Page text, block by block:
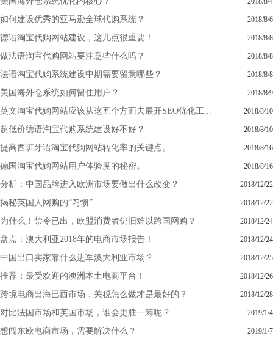
如何建设优秀的亚马逊全球代购系统？ 2018/8/6
德语淘宝代购网站建设，这几点很重要！ 2018/8/8
做法语淘宝代购网站要注意些什么吗？ 2018/8/8
法语淘宝代购系统建设中期需要留意哪些？ 2018/8/8
美国海外仓系统如何留住用户？ 2018/8/9
英文淘宝代购网站应该从这五个方面去展开SEO优化工... 2018/8/10
超低价德语淘宝代购系统建设好不好？ 2018/8/10
提高西班牙语淘宝代购网站转化率的关键点。 2018/8/16
德国淘宝代购网站用户体验度的秘密。 2018/8/16
分析：中国品牌进入欧洲市场要做出什么改变？ 2018/12/22
揭秘英国人网购的“习惯” 2018/12/22
为什么！禁令已出，欧盟消费者仍旧难以跨国网购？ 2018/12/24
盘点：澳大利亚2018年的电商市场报告！ 2018/12/24
中国出口卖家靠什么进军澳大利亚市场？ 2018/12/25
推荐：最受欢迎的澳洲本土电商平台！ 2018/12/26
跨境电商出海巴西市场，关税怎么做才是最好的？ 2018/12/28
对比法国市场和英国市场，谁会更胜一筹呢？ 2019/1/4
想闯东欧电商市场，需要解决什么？ 2019/1/7